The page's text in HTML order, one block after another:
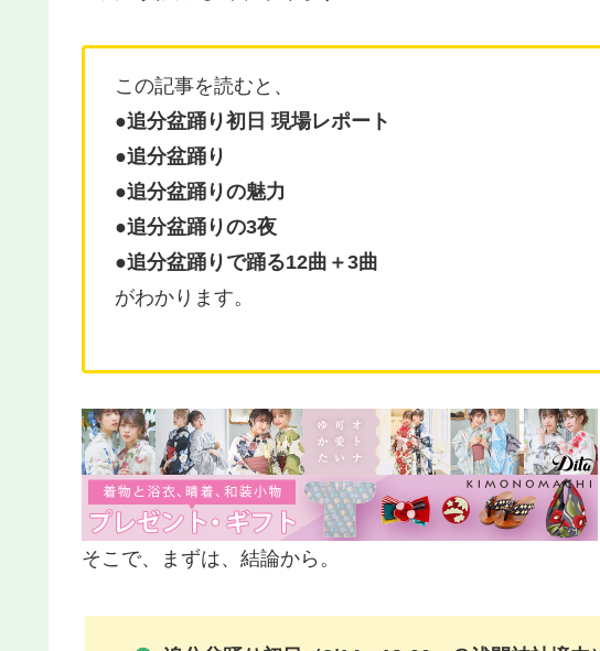
この記事を読むと、
●追分盆踊り初日 現場レポート
●追分盆踊り
●追分盆踊りの魅力
●追分盆踊りの3夜
●追分盆踊りで踊る12曲＋3曲
がわかります。
そこで、まずは、結論から。